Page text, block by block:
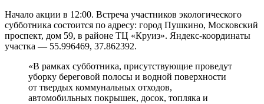
Начало акции в 12:00. Встреча участников экологического
субботника состоится по адресу: город Пушкино, Московский
проспект, дом 59, в районе ТЦ «Круиз». Яндекс-координаты
участка — 55.996469, 37.862392.
«В рамках субботника, присутствующие проведут
уборку береговой полосы и водной поверхности
от твердых коммунальных отходов,
автомобильных покрышек, досок, топляка и